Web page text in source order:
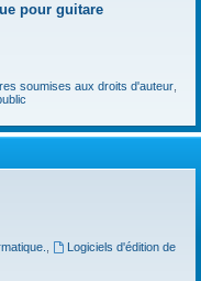
pour guitare
soumises aux droits d'auteur,
Logiciels d'édition de